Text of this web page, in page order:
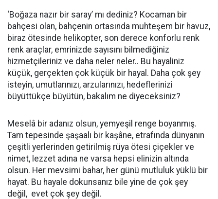
‘Boğaza nazır bir saray’ mı dediniz? Kocaman bir
bahçesi olan, bahçenin ortasında muhteşem bir havuz,
biraz ötesinde helikopter, son derece konforlu renk
renk araçlar, emrinizde sayısını bilmediğiniz
hizmetçileriniz ve daha neler neler.. Bu hayaliniz
küçük, gerçekten çok küçük bir hayal. Daha çok şey
isteyin, umutlarınızı, arzularınızı, hedeflerinizi
büyüttükçe büyütün, bakalım ne diyeceksiniz?
Meselâ bir adanız olsun, yemyeşil renge boyanmış.
Tam tepesinde şaşaalı bir kaşâne, etrafında dünyanın
çeşitli yerlerinden getirilmiş rüya ötesi çiçekler ve
nimet, lezzet adına ne varsa hepsi elinizin altında
olsun. Her mevsimi bahar, her günü mutluluk yüklü bir
hayat. Bu hayale dokunsanız bile yine de çok şey
değil, evet çok şey değil.